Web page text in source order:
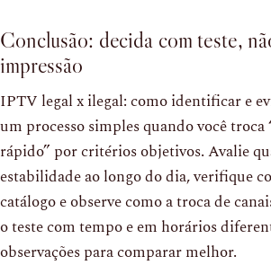
Conclusão: decida com teste,
impressão
IPTV legal x ilegal: como identificar e
um processo simples quando você troca
rápido” por critérios objetivos. Avalie
estabilidade ao longo do dia, verifique
catálogo e observe como a troca de
o teste com tempo e em horários
observações para comparar melhor.